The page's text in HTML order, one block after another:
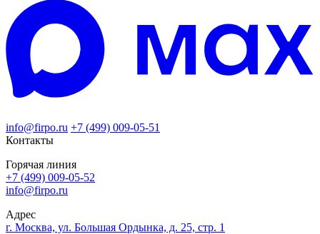
info@firpo.ru +7 (499) 009-05-51
Контакты
Горячая линия
+7 (499) 009-05-52
info@firpo.ru
Адрес
г. Москва, ул. Большая Ордынка, д. 25, стр. 1